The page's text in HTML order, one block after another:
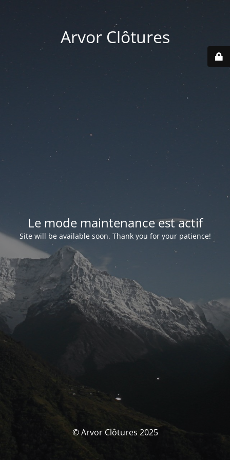
Arvor Clôtures
Le mode maintenance est actif
Site will be available soon. Thank you for your patience!
© Arvor Clôtures 2025